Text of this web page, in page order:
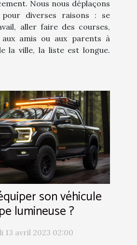
Nous nous déplaçons
diverses raisons : se
aller faire des courses,
amis ou aux parents à
la ville, la liste est longue.
son véhicule
lumineuse ?
13 avril 2023 02:00